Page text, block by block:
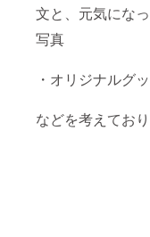
文と、元気にな
写真
・オリジナルグ
などを考えており